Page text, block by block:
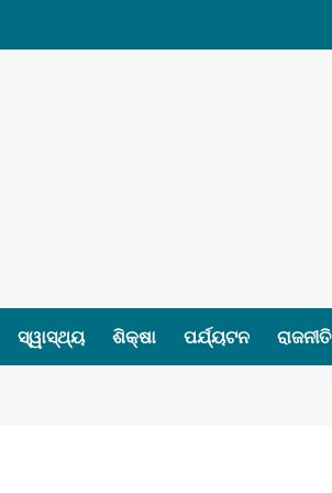
ସ୍ୱାସ୍ଥ୍ୟ ଶିକ୍ଷା ପର୍ଯ୍ୟଟନ ରାଜନୀତି